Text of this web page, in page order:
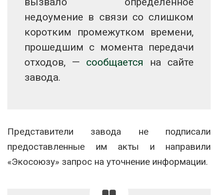
недоумение в связи со слишком
коротким промежутком времени,
прошедшим с момента передачи
отходов, — сообщается на сайте
завода.
Представители завода не подписали
предоставленные им акты и направили
«Экосоюзу» запрос на уточнение информации.